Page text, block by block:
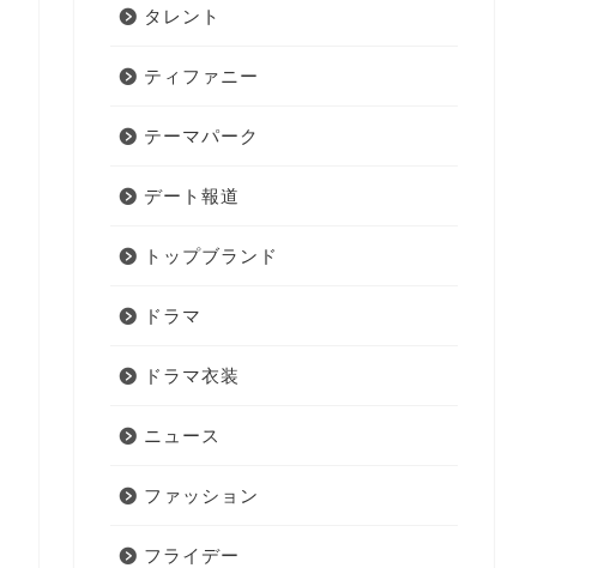
タレント
ティファニー
テーマパーク
デート報道
トップブランド
ドラマ
ドラマ衣装
ニュース
ファッション
フライデー